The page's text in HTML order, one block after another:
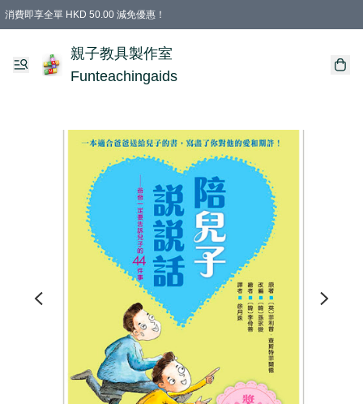
消費即享全單 HKD 50.00 減免優惠！
購物滿 HKD 699.00即享免運費優惠！（適用於 特定的送貨方式 )
凡購物滿HKD 699.00，即享免費禮品
親子教具製作室
Funteachingaids